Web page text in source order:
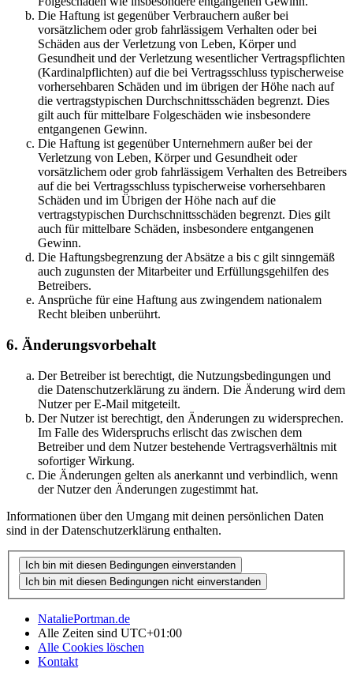
Die Haftung ist gegenüber Verbrauchern außer bei
vorsätzlichem oder grob fahrlässigem Verhalten oder bei
Schäden aus der Verletzung von Leben, Körper und
Gesundheit und der Verletzung wesentlicher Vertragspflichten
(Kardinalpflichten) auf die bei Vertragsschluss typischerweise
vorhersehbaren Schäden und im übrigen der Höhe nach auf
die vertragstypischen Durchschnittsschäden begrenzt. Dies
gilt auch für mittelbare Folgeschäden wie insbesondere
entgangenen Gewinn.
Die Haftung ist gegenüber Unternehmern außer bei der
Verletzung von Leben, Körper und Gesundheit oder
vorsätzlichem oder grob fahrlässigem Verhalten des Betreibers
auf die bei Vertragsschluss typischerweise vorhersehbaren
Schäden und im Übrigen der Höhe nach auf die
vertragstypischen Durchschnittsschäden begrenzt. Dies gilt
auch für mittelbare Schäden, insbesondere entgangenen
Gewinn.
Die Haftungsbegrenzung der Absätze a bis c gilt sinngemäß
auch zugunsten der Mitarbeiter und Erfüllungsgehilfen des
Betreibers.
Ansprüche für eine Haftung aus zwingendem nationalem
Recht bleiben unberührt.
6. Änderungsvorbehalt
Der Betreiber ist berechtigt, die Nutzungsbedingungen und
die Datenschutzerklärung zu ändern. Die Änderung wird dem
Nutzer per E-Mail mitgeteilt.
Der Nutzer ist berechtigt, den Änderungen zu widersprechen.
Im Falle des Widerspruchs erlischt das zwischen dem
Betreiber und dem Nutzer bestehende Vertragsverhältnis mit
sofortiger Wirkung.
Die Änderungen gelten als anerkannt und verbindlich, wenn
der Nutzer den Änderungen zugestimmt hat.
Informationen über den Umgang mit deinen persönlichen Daten
sind in der Datenschutzerklärung enthalten.
NataliePortman.de
Alle Zeiten sind UTC+01:00
Alle Cookies löschen
Kontakt